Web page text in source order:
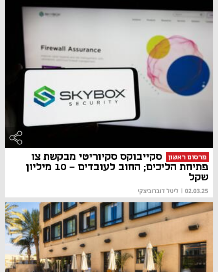
פרסום ראשון
סקייבוקס סקיוריטי מבקשת צו
פתיחת הליכים; החוב לעובדים - 10 מיליון
שקל
02.03.25
| ליטל דוברוביצקי